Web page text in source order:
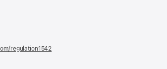
regulation1542